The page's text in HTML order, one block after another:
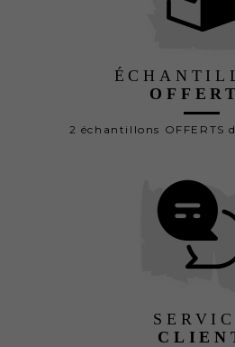
2 échantillons OFFERTS